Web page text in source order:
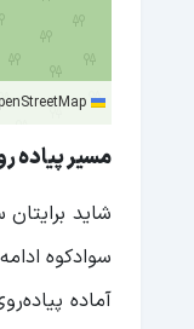
مسیر پیاده
شاید
سوادکوه
آماده